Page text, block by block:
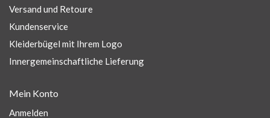
Versand und Retoure
Kundenservice
Kleiderbügel mit Ihrem Logo
Innergemeinschaftliche Lieferung
Mein Konto
Anmelden